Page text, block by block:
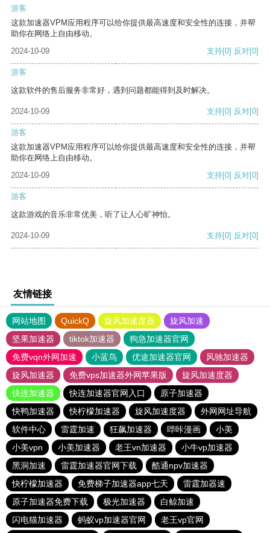
游客
这款加速器VPM应用程序可以给你提供最高速度和安全性的连接，并帮
助你在网络上自由移动。
2024-10-09
支持[0] 反对[0]
游客
这款软件的售后服务非常好，遇到问题都能得到及时解决。
2024-10-09 支持[0] 反对[0]
游客
这款加速器VPM应用程序可以给你提供最高速度和安全性的连接，并帮
助你在网络上自由移动。
2024-10-09
支持[0] 反对[0]
游客
这款游戏的音乐非常优美，听了让人心旷神怡。
2024-10-09 支持[0] 反对[0]
友情链接
网站地图 QuickQ 旋风加速度器
旋风加速
坚果加速器
tiktok加速器
狗急加速器官网
免费vqn外网加速
小蓝鸟 优途加速器官网
风驰加速器
旋风加速器
免费vps加速器外网苹果版
旋风加速度器
快连加速器
快连加速器官网入口
原子加速器
快鸭加速器
快柠檬加速器 旋风加速度器
外网网址导航
软件中心
雷霆加速 狂飙加速器 哔咔漫画
小美
小美vpn
小美加速器 老王vn加速器
小牛vp加速器
黑洞加速
雷霆加速器官网下载
酷通npv加速器
快柠檬加速器
免费梯子加速器app七天
雷霆加器速
原子加速器免费下载
极光加速器
白鲸加速
闪电猫加速器
蚂蚁vp加速器官网 老王vp官网